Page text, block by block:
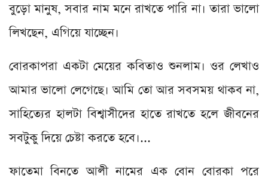
বুড়ো মানুষ, সবার নাম মনে রাখতে পারি না। তারা ভালো
লিখছেন, এগিয়ে যাচ্ছেন।
বোরকাপরা একটা মেয়ের কবিতাও শুনলাম। ওর লেখাও
আমার ভালো লেগেছে। আমি তো আর সবসময় থাকব না,
সাহিত্যের হালটা বিশ্বাসীদের হাতে রাখতে হলে জীবনের
সবটুকু দিয়ে চেষ্টা করতে হবে।...
ফাতেমা বিনতে আলী নামের এক বোন বোরকা পরে